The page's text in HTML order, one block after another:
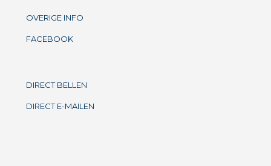
OVERIGE INFO
FACEBOOK
DIRECT BELLEN
DIRECT E-MAILEN